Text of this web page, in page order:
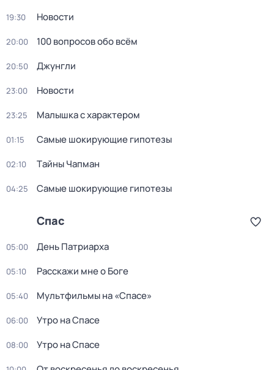
19:30 Новости
20:00 100 вопросов обо всём
20:50 Джунгли
23:00 Новости
23:25 Малышка с характером
01:15 Самые шoкиpующие гипотезы
02:10 Тaйны Чапман
04:25 Самые шoкиpующие гипотезы
Спас
05:00 Дeнь Патриаpха
05:10 Расскажи мне о Боге
05:40 Мультфильмы на «Спасе»
06:00 Утро на Спасе
08:00 Утро на Спасе